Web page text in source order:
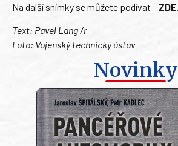
Na další snímky se můžete podívat – ZDE
Text: Pavel Lang /r
Foto: Vojenský technický ústav
Novinky